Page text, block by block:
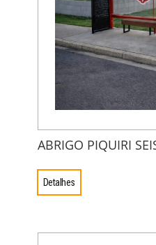
ABRIGO PIQUIRI
Detalhes